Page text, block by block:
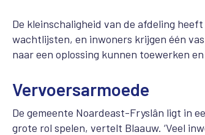
De kleinschaligheid van de afdeling
wachtlijsten, en inwoners krijgen één
naar een oplossing kunnen toewerken
Vervoersarmoede
De gemeente Noardeast-Fryslân ligt in
grote rol spelen, vertelt Blaauw. ‘Veel